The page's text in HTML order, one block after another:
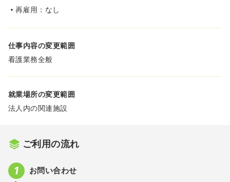
再雇用：なし
仕事内容の変更範囲
看護業務全般
就業場所の変更範囲
法人内の関連施設
ご利用の流れ
お問い合わせ